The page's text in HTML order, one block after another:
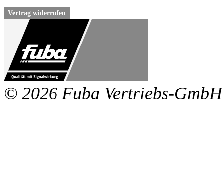
Vertrag widerrufen
© 2026 Fuba Vertriebs-GmbH